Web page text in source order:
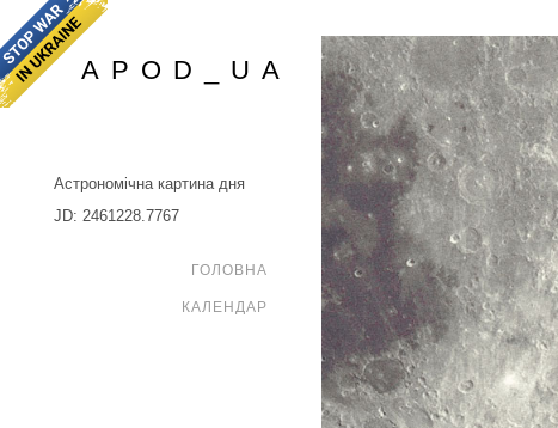
APOD_UA
Астрономічна картина дня
JD: 2461228.7767
ГОЛОВНА
КАЛЕНДАР